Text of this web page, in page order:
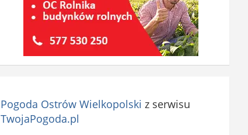
Pogoda Ostrów Wielkopolski z serwisu
TwojaPogoda.pl